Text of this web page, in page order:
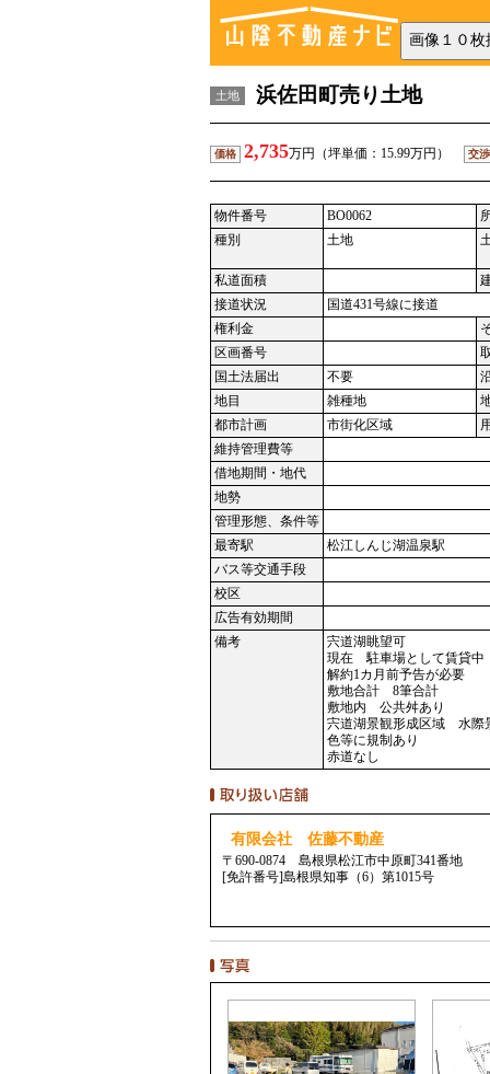
土地 浜佐田町売り土地
価格 2,735万円（坪単価：15.99万円） 交
物件番号 BO0062
種別
土地
私道面積
接道状況
国道431号線に接道
権利金
区画番号
国土法届出
不要
地目
雑種地
都市計画
市街化区域
維持管理費等
借地期間・地代
地勢
管理形態、条件等
最寄駅
松江しんじ湖温泉駅
バス等交通手段
校区
広告有効期間
備考
宍道湖眺望可
現在 駐車場として賃貸中
解約1カ月前予告が必要
敷地合計 8筆合計
敷地内 公共舛あり
宍道湖景観形成区域 水際
色等に規制あり
赤道なし
有限会社 佐藤不動産
〒690-0874 島根県松江市中原町341番地
[免許番号]島根県知事（6）第1015号